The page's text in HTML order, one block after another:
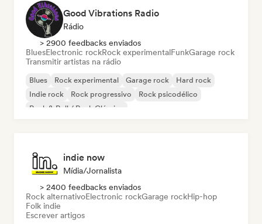
Good Vibrations Radio
Rádio
> 2900 feedbacks enviados
BluesElectronic rockRock experimentalFunkGarage rock
Transmitir artistas na rádio
Blues Rock experimental Garage rock
Hard rock
Indie rock
Rock progressivo
Rock psicodélico
Rock & Roll / Rock Clássico
indie now
Mídia/Jornalista
> 2400 feedbacks enviados
Rock alternativoElectronic rockGarage rockHip-hop
Folk indie
Escrever artigos